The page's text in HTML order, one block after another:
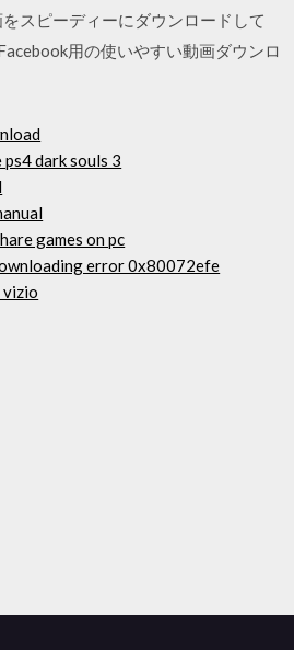
スピーディーにダウンロードして
用の使いやすい動画ダウンロ
dark souls 3
games on pc
error 0x80072efe
vizio